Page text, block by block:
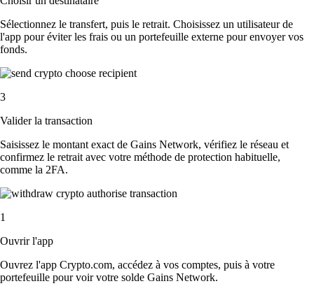
Sélectionnez le transfert, puis le retrait. Choisissez un utilisateur de
l'app pour éviter les frais ou un portefeuille externe pour envoyer vos
fonds.
3
Valider la transaction
Saisissez le montant exact de Gains Network, vérifiez le réseau et
confirmez le retrait avec votre méthode de protection habituelle,
comme la 2FA.
1
Ouvrir l'app
Ouvrez l'app Crypto.com, accédez à vos comptes, puis à votre
portefeuille pour voir votre solde Gains Network.